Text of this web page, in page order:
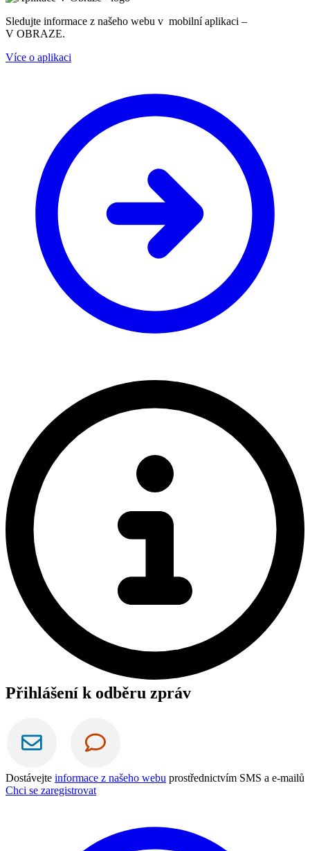
Sledujte informace z našeho webu v mobilní aplikaci –
V OBRAZE.
Více o aplikaci
Přihlášení k odběru zpráv
Dostávejte informace z našeho webu prostřednictvím SMS a e-mailů
Chci se zaregistrovat